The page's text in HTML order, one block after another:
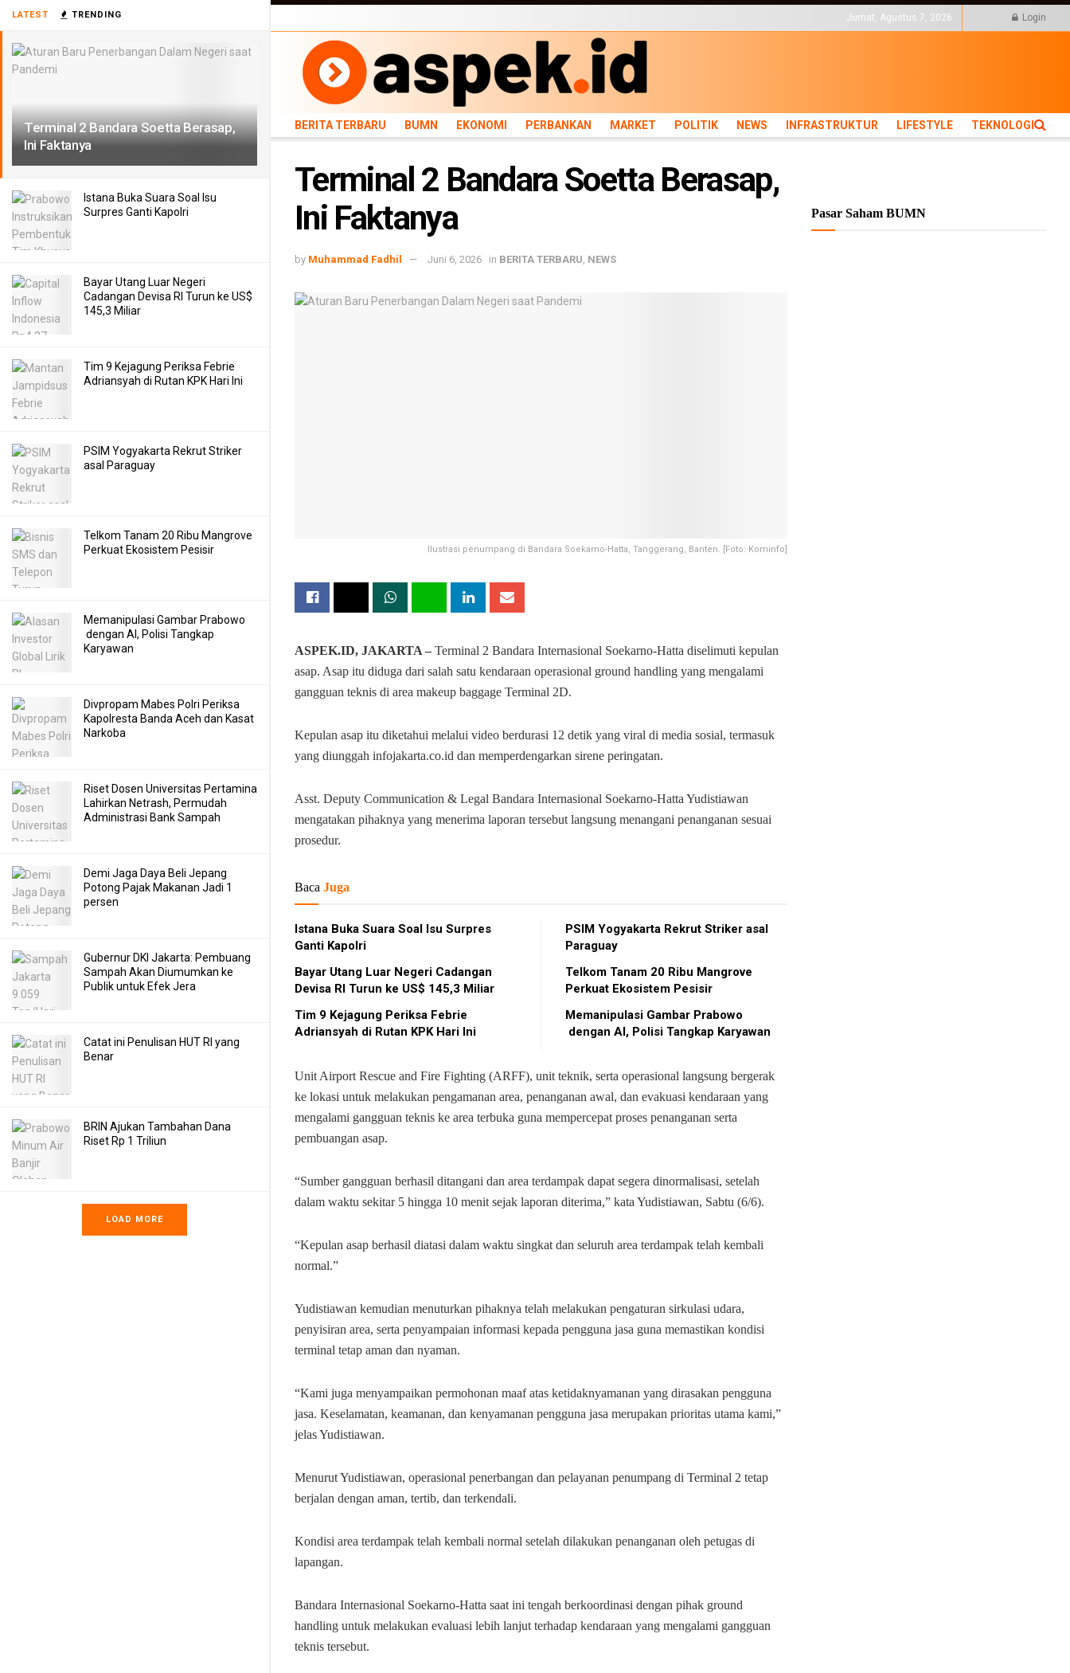
LATEST TRENDING
Terminal 2 Bandara Soetta Berasap,
Ini Faktanya
Istana Buka Suara Soal Isu
Surpres Ganti Kapolri
Bayar Utang Luar Negeri
Cadangan Devisa RI Turun ke US$
145,3 Miliar
Tim 9 Kejagung Periksa Febrie
Adriansyah di Rutan KPK Hari Ini
PSIM Yogyakarta Rekrut Striker
asal Paraguay
Telkom Tanam 20 Ribu Mangrove
Perkuat Ekosistem Pesisir
Memanipulasi Gambar Prabowo
dengan AI, Polisi Tangkap
Karyawan
Divpropam Mabes Polri Periksa
Kapolresta Banda Aceh dan Kasat
Narkoba
Riset Dosen Universitas Pertamina
Lahirkan Netrash, Permudah
Administrasi Bank Sampah
Demi Jaga Daya Beli Jepang
Potong Pajak Makanan Jadi 1
persen
Gubernur DKI Jakarta: Pembuang
Sampah Akan Diumumkan ke
Publik untuk Efek Jera
Catat ini Penulisan HUT RI yang
Benar
BRIN Ajukan Tambahan Dana
Riset Rp 1 Triliun
LOAD MORE
BERITA TERBARU BUMN EKONOMI PERBANKAN MARKET POLITIK NEWS INFRASTRUKTUR LIFESTYLE
TEKNOLOGI
Jumat, Agustus 7, 2026 Login
BERITA TERBARU BUMN EKONOMI PERBANKAN MARKET POLITIK NEWS INFRASTRUKTUR LIFESTYLE TEKNOLOGI
Terminal 2 Bandara Soetta Berasap,
Ini Faktanya
by Muhammad Fadhil Juni 6, 2026 in BERITA TERBARU NEWS
Ilustrasi penumpang di Bandara Soekarno-Hatta, Tanggerang, Banten. [Foto: Kominfo]
ASPEK.ID, JAKARTA – Terminal 2 Bandara Internasional Soekarno-Hatta diselimuti kepulan
asap. Asap itu diduga dari salah satu kendaraan operasional ground handling yang mengalami
gangguan teknis di area makeup baggage Terminal 2D.
Kepulan asap itu diketahui melalui video berdurasi 12 detik yang viral di media sosial, termasuk
yang diunggah infojakarta.co.id dan memperdengarkan sirene peringatan.
Asst. Deputy Communication & Legal Bandara Internasional Soekarno-Hatta Yudistiawan
mengatakan pihaknya yang menerima laporan tersebut langsung menangani penanganan sesuai
prosedur.
Baca Juga
Istana Buka Suara Soal Isu Surpres
Ganti Kapolri
Bayar Utang Luar Negeri Cadangan
Devisa RI Turun ke US$ 145,3 Miliar
Tim 9 Kejagung Periksa Febrie
Adriansyah di Rutan KPK Hari Ini
PSIM Yogyakarta Rekrut Striker asal
Paraguay
Telkom Tanam 20 Ribu Mangrove
Perkuat Ekosistem Pesisir
Memanipulasi Gambar Prabowo
dengan AI, Polisi Tangkap Karyawan
Unit Airport Rescue and Fire Fighting (ARFF), unit teknik, serta operasional langsung bergerak
ke lokasi untuk melakukan pengamanan area, penanganan awal, dan evakuasi kendaraan yang
mengalami gangguan teknis ke area terbuka guna mempercepat proses penanganan serta
pembuangan asap.
“Sumber gangguan berhasil ditangani dan area terdampak dapat segera dinormalisasi, setelah
dalam waktu sekitar 5 hingga 10 menit sejak laporan diterima,” kata Yudistiawan, Sabtu (6/6).
“Kepulan asap berhasil diatasi dalam waktu singkat dan seluruh area terdampak telah kembali
normal.”
Yudistiawan kemudian menuturkan pihaknya telah melakukan pengaturan sirkulasi udara,
penyisiran area, serta penyampaian informasi kepada pengguna jasa guna memastikan kondisi
terminal tetap aman dan nyaman.
“Kami juga menyampaikan permohonan maaf atas ketidaknyamanan yang dirasakan pengguna
jasa. Keselamatan, keamanan, dan kenyamanan pengguna jasa merupakan prioritas utama kami,”
jelas Yudistiawan.
Menurut Yudistiawan, operasional penerbangan dan pelayanan penumpang di Terminal 2 tetap
berjalan dengan aman, tertib, dan terkendali.
Kondisi area terdampak telah kembali normal setelah dilakukan penanganan oleh petugas di
lapangan.
Bandara Internasional Soekarno-Hatta saat ini tengah berkoordinasi dengan pihak ground
handling untuk melakukan evaluasi lebih lanjut terhadap kendaraan yang mengalami gangguan
teknis tersebut.
Pasar Saham BUMN